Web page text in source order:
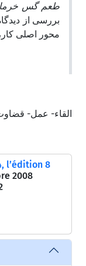
طعم گس
بررسی از
محور اصلی
القاء- عمل-
l’édition 8
2008